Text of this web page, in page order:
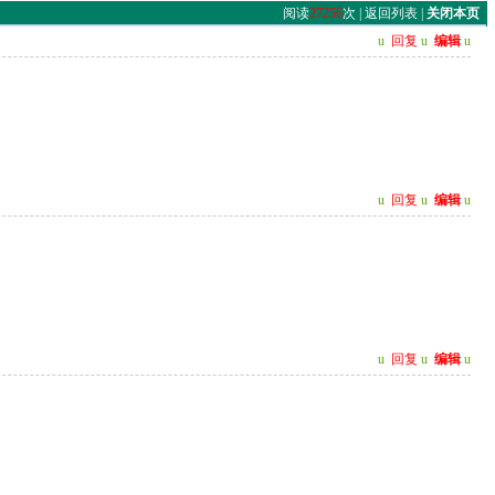
阅读27256次 | 返回列表| 关闭本页
u 回复 u 编辑 u
u 回复 u 编辑 u
u 回复 u 编辑 u